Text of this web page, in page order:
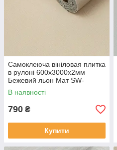
Самоклеюча вініловая плитка
в рулоні 600х3000х2мм
Бежевий льон Мат SW-
00002042
В наявності
790 ₴
Купити